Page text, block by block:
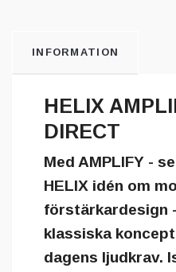
INFORMATION
HELIX
DIRECT
Med AMPLIFY -
HELIX idén om
förstärkardesign
klassiska
dagens ljudkrav.